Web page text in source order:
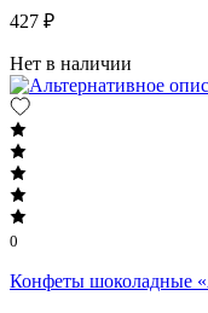
427 ₽
Нет в наличии
0
Конфеты шоколадные